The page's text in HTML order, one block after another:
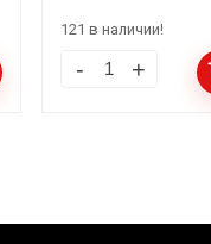
121 в наличии!